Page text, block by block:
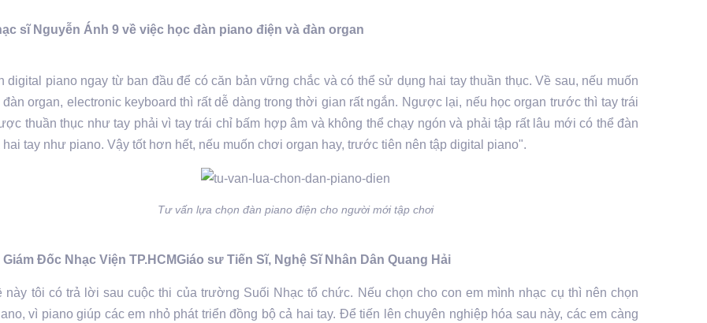
sĩ Nguyễn Ánh 9 về việc học đàn piano điện và đàn organ
digital piano ngay từ ban đầu để có căn bản vững chắc và có thể sử dụng hai tay thuần thục. Về sau, nếu muốn
organ, electronic keyboard thì rất dễ dàng trong thời gian rất ngắn. Ngược lại, nếu học organ trước thì tay trái
thuần thục như tay phải vì tay trái chỉ bấm hợp âm và không thể chạy ngón và phải tập rất lâu mới có thể đàn
tay như piano. Vậy tốt hơn hết, nếu muốn chơi organ hay, trước tiên nên tập digital piano".
Tư vấn lựa chọn đàn piano điện cho người mới tập chơi
Giám Đốc Nhạc Viện TP.HCMGiáo sư Tiến Sĩ, Nghệ Sĩ Nhân Dân Quang Hải
này tôi có trả lời sau cuộc thi của trường Suối Nhạc tổ chức. Nếu chọn cho con em mình nhạc cụ thì nên chọn
vì piano giúp các em nhỏ phát triển đồng bộ cả hai tay. Để tiến lên chuyên nghiệp hóa sau này, các em càng